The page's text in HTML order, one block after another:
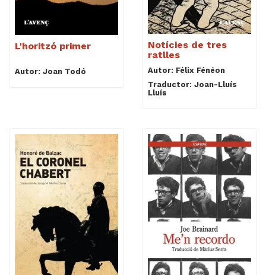
L'horitzó primer
Autor: Joan Todó
Notícies de tres
ratlles
Autor: Félix Fénéon
Traductor: Joan-Lluís
Lluís